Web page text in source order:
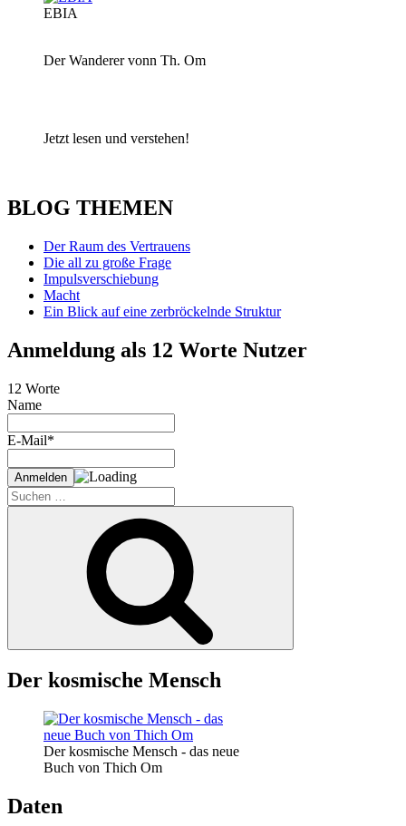
EBIA
Der Wanderer vonn Th. Om
Jetzt lesen und verstehen!
BLOG THEMEN
Der Raum des Vertrauens
Die all zu große Frage
Impulsverschiebung
Macht
Ein Blick auf eine zerbröckelnde Struktur
Anmeldung als 12 Worte Nutzer
12 Worte
Name
E-Mail*
Suche
nach:
Der kosmische Mensch
Der kosmische Mensch - das neue
Buch von Thich Om
Daten